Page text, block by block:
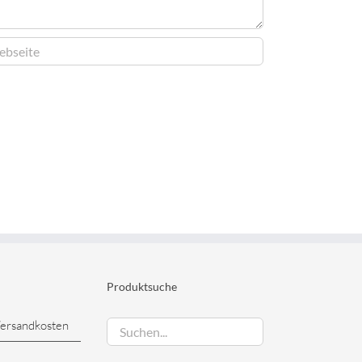
Produktsuche